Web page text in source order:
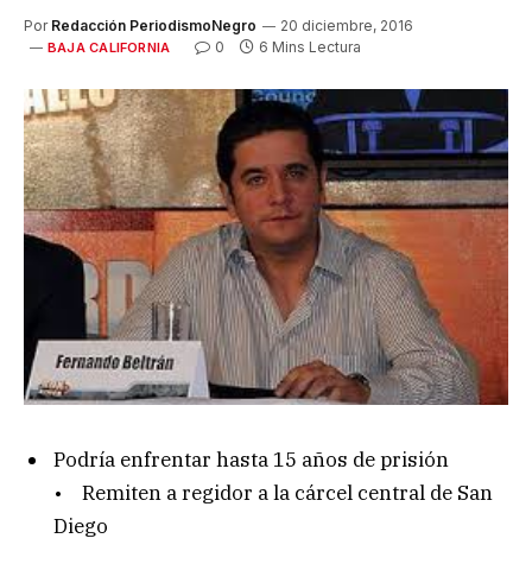
Por Redacción PeriodismoNegro 20 diciembre, 2016
BAJA CALIFORNIA 0 6 Mins Lectura
Podría enfrentar hasta 15 años de prisión
• Remiten a regidor a la cárcel central de San
Diego